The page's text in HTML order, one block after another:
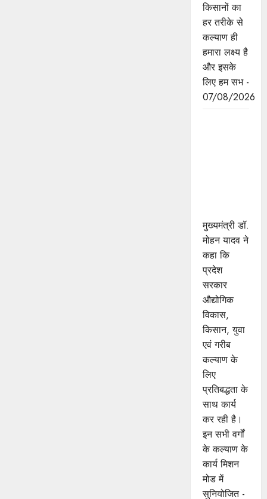
किसानों का
हर तरीके से
कल्याण ही
हमारा लक्ष्य है
और इसके
लिए हम सभ -
07/08/2026
मुख्यमंत्री डॉ.
मोहन यादव ने
कहा कि
प्रदेश
सरकार
औद्योगिक
विकास,
किसान, युवा
एवं गरीब
कल्याण के
लिए
प्रतिबद्धता के
साथ कार्य
कर रही है।
इन सभी वर्गों
के कल्याण के
कार्य मिशन
मोड में
सुनियोजित -